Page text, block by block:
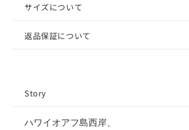
サイズについて
返品保証について
Story
ハワイオアフ島西岸、